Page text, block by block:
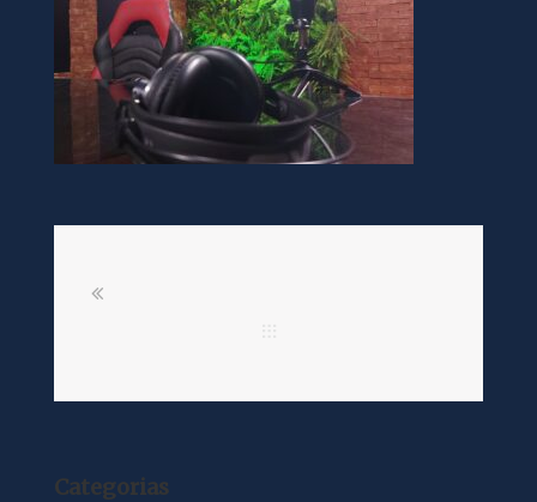
Categorias